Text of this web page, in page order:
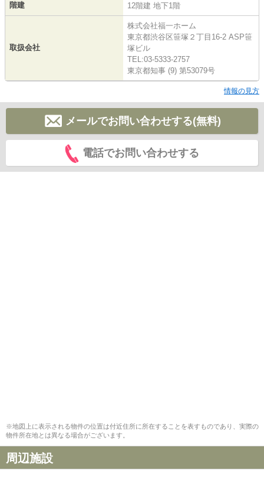
階建 12階建 地下1階
取扱会社
株式会社福一ホーム
東京都渋谷区笹塚２丁目16-2 ASP笹
塚ビル
TEL:03-5333-2757
東京都知事 (9) 第53079号
情報の見方
メールでお問い合わせする(無料)
電話でお問い合わせする
※地図上に表示される物件の位置は付近住所に所在することを表すものであり、実際の
物件所在地とは異なる場合がございます。
周辺施設